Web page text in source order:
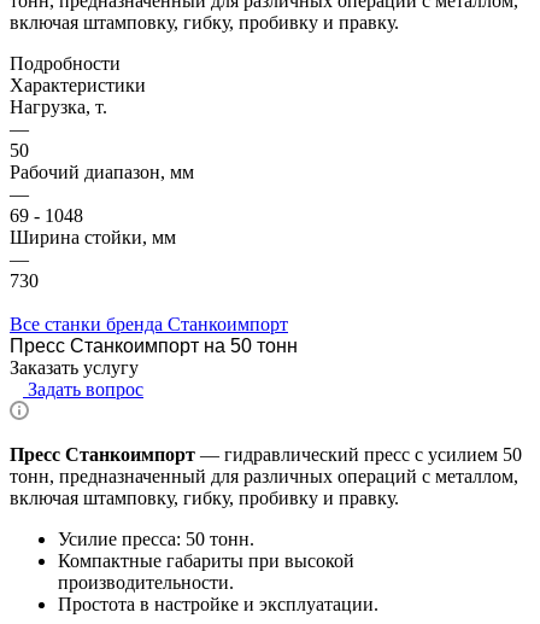
включая штамповку, гибку, пробивку и правку.
Подробности
Характеристики
Нагрузка, т.
—
50
Рабочий диапазон, мм
—
69 - 1048
Ширина стойки, мм
—
730
Все станки бренда Станкоимпорт
Пресс Станкоимпорт на 50 тонн
Заказать услугу
Задать вопрос
Пресс Станкоимпорт — гидравлический пресс с усилием 50
тонн, предназначенный для различных операций с металлом,
включая штамповку, гибку, пробивку и правку.
Усилие пресса: 50 тонн.
Компактные габариты при высокой
производительности.
Простота в настройке и эксплуатации.